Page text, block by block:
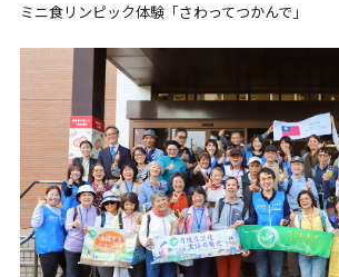
ミニ食リンピック体験「さわってつかんで」